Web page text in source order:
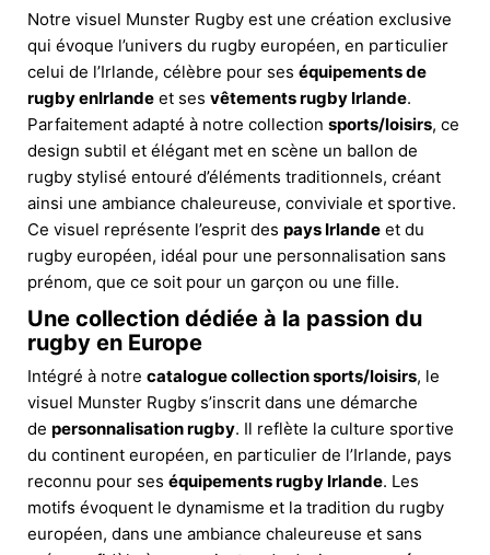
Notre visuel Munster Rugby est une création exclusive
qui évoque l’univers du rugby européen, en particulier
celui de l’Irlande, célèbre pour ses équipements de
rugby enIrlande et ses vêtements rugby Irlande.
Parfaitement adapté à notre collection sports/loisirs, ce
design subtil et élégant met en scène un ballon de
rugby stylisé entouré d’éléments traditionnels, créant
ainsi une ambiance chaleureuse, conviviale et sportive.
Ce visuel représente l’esprit des pays Irlande et du
rugby européen, idéal pour une personnalisation sans
prénom, que ce soit pour un garçon ou une fille.
Une collection dédiée à la passion du
rugby en Europe
Intégré à notre catalogue collection sports/loisirs, le
visuel Munster Rugby s’inscrit dans une démarche
de personnalisation rugby. Il reflète la culture sportive
du continent européen, en particulier de l’Irlande, pays
reconnu pour ses équipements rugby Irlande. Les
motifs évoquent le dynamisme et la tradition du rugby
européen, dans une ambiance chaleureuse et sans